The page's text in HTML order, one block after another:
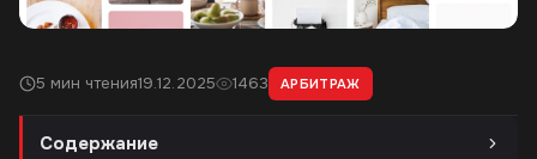
5 мин чтения19.12.2025 1463 АРБИТРАЖ
Содержание